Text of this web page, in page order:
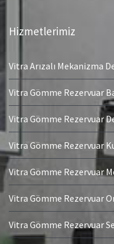
Hizmetlerimiz
Vitra Arızalı Mekanizma
Vitra Gömme Rezervuar
Vitra Gömme Rezervuar
Vitra Gömme Rezervuar
Vitra Gömme Rezervuar
Vitra Gömme Rezervuar
Vitra Gömme Rezervuar